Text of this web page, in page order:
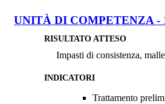
UNITÀ DI COMPETENZA -
RISULTATO ATTESO
Impasti di consistenza,
INDICATORI
Trattamento